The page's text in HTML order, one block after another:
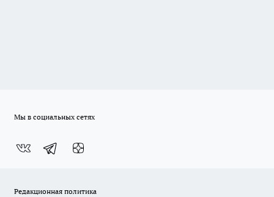
Мы в социальных сетях
Редакционная политика